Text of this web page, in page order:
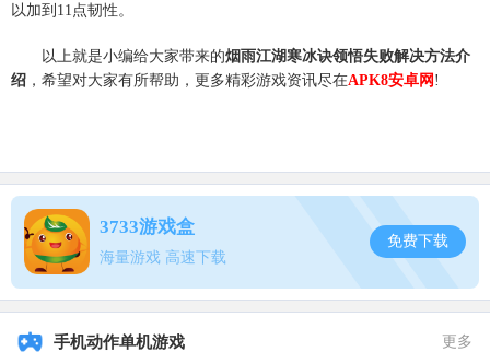
以加到11点韧性。
以上就是小编给大家带来的烟雨江湖寒冰诀领悟失败解决方法介
绍 ，希望对大家有所帮助，更多精彩游戏资讯尽在APK8安卓网 !
3733游戏盒
海量游戏 高速下载
免费下载
手机动作单机游戏 更多